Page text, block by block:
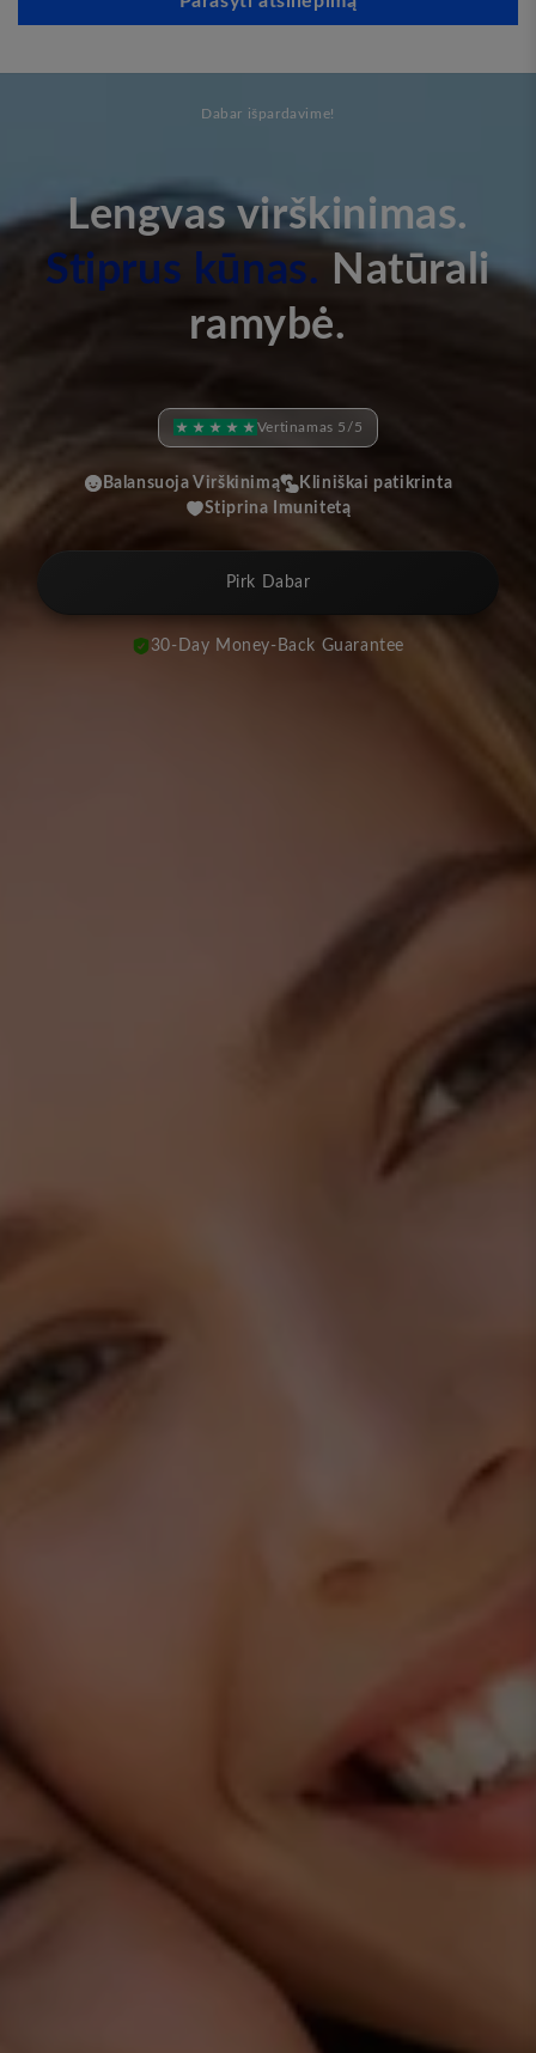
Dabar išpardavime!
Lengvas virškinimas.
Stiprus kūnas. Natūrali
ramybė.
Vertinamas 5/5
Balansuoja Virškinimą
Kliniškai patikrinta
Stiprina Imunitetą
Pirk Dabar
30-Day Money-Back Guarantee